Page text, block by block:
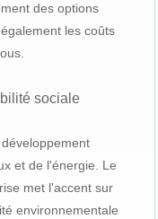
des options
les coûts
sociale
et de l'énergie. Le
met l'accent sur
environnementale